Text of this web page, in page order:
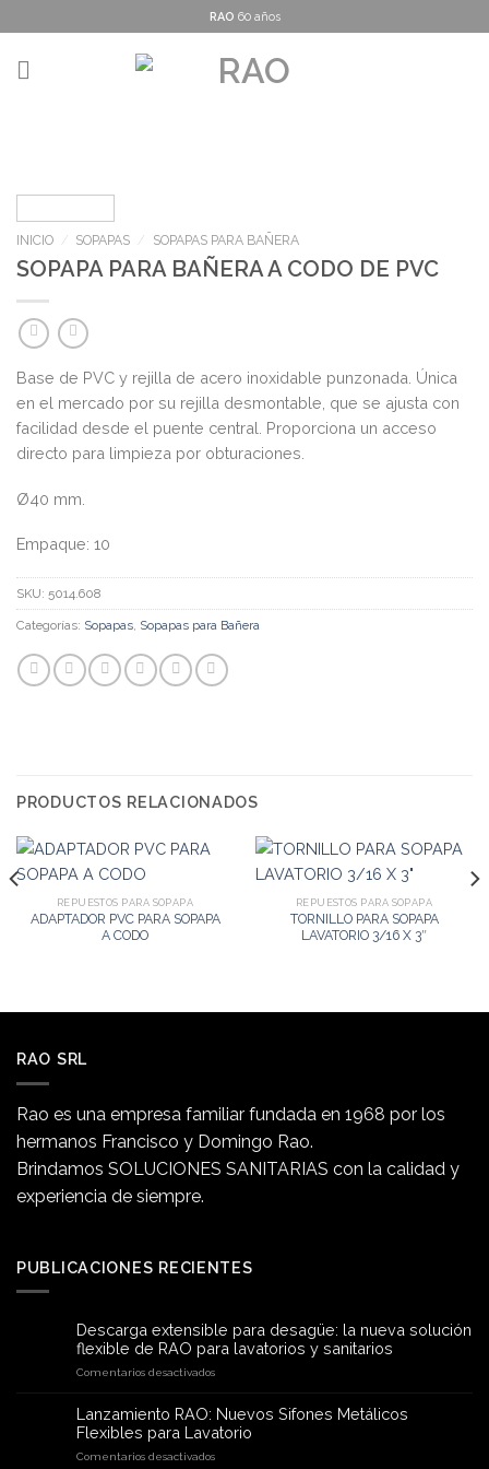
to
content
RAO 60 años
INICIO / SOPAPAS / SOPAPAS PARA BAÑERA
SOPAPA PARA BAÑERA A CODO DE PVC
Base de PVC y rejilla de acero inoxidable punzonada. Única
en el mercado por su rejilla desmontable, que se ajusta con
facilidad desde el puente central. Proporciona un acceso
directo para limpieza por obturaciones.
Ø40 mm.
Empaque: 10
SKU: 5014.608
Categorías: Sopapas, Sopapas para Bañera
PRODUCTOS RELACIONADOS
REPUESTOS PARA SOPAPA
ADAPTADOR PVC PARA SOPAPA
A CODO
REPUESTOS PARA SOPAPA
TORNILLO PARA SOPAPA
LAVATORIO 3/16 X 3″
RAO SRL
Rao es una empresa familiar fundada en 1968 por los
hermanos Francisco y Domingo Rao.
Brindamos SOLUCIONES SANITARIAS con la calidad y
experiencia de siempre.
PUBLICACIONES RECIENTES
Descarga extensible para desagüe: la nueva solución
flexible de RAO para lavatorios y sanitarios
Comentarios desactivadosen
extensible
para
desagüe:
la
Lanzamiento RAO: Nuevos Sifones Metálicos
Flexibles para Lavatorio
Comentarios desactivadosen